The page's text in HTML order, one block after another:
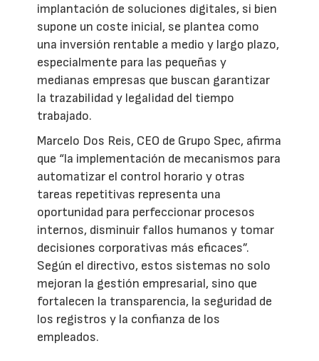
implantación de soluciones digitales, si bien
supone un coste inicial, se plantea como
una inversión rentable a medio y largo plazo,
especialmente para las pequeñas y
medianas empresas que buscan garantizar
la trazabilidad y legalidad del tiempo
trabajado.
Marcelo Dos Reis, CEO de Grupo Spec, afirma
que “la implementación de mecanismos para
automatizar el control horario y otras
tareas repetitivas representa una
oportunidad para perfeccionar procesos
internos, disminuir fallos humanos y tomar
decisiones corporativas más eficaces”.
Según el directivo, estos sistemas no solo
mejoran la gestión empresarial, sino que
fortalecen la transparencia, la seguridad de
los registros y la confianza de los
empleados.